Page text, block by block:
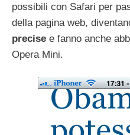
possibili con Safari per
della pagina web,
precise e fanno anche
Opera Mini.